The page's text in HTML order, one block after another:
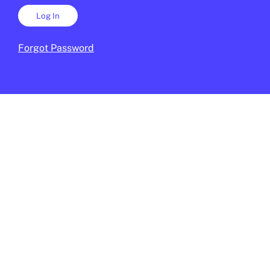
Forgot Password
DANIEL MOYA 3 DE FEBRER DE 2026 · 10:50
CICLE SUPERIOR DE PRIMÀRIA